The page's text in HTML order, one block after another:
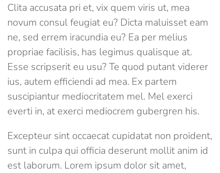
Clita accusata pri et, vix quem viris ut, mea
novum consul feugiat eu? Dicta maluisset eam
ne, sed errem iracundia eu? Ea per melius
propriae facilisis, has legimus qualisque at.
Esse scripserit eu usu? Te quod putant viderer
ius, autem efficiendi ad mea. Ex partem
suscipiantur mediocritatem mel. Mel exerci
everti in, at exerci mediocrem gubergren his.
Excepteur sint occaecat cupidatat non proident,
sunt in culpa qui officia deserunt mollit anim id
est laborum. Lorem ipsum dolor sit amet,